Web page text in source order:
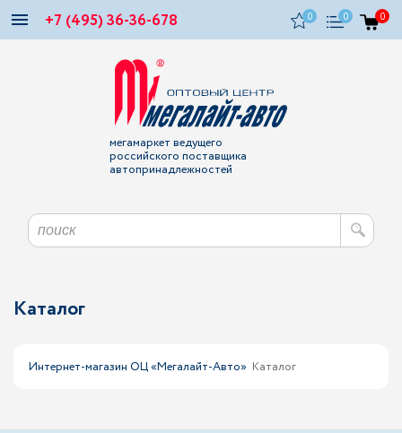
+7 (495) 36-36-678 0 0 0
мегамаркет ведущего
российского поставщика
автопринадлежностей
Каталог
Интернет-магазин ОЦ «Мегалайт-Авто» Каталог